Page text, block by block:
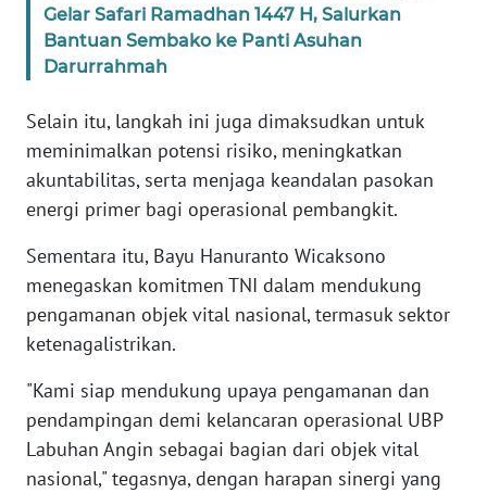
Gelar Safari Ramadhan 1447 H, Salurkan
Bantuan Sembako ke Panti Asuhan
Darurrahmah
Selain itu, langkah ini juga dimaksudkan untuk
meminimalkan potensi risiko, meningkatkan
akuntabilitas, serta menjaga keandalan pasokan
energi primer bagi operasional pembangkit.
Sementara itu, Bayu Hanuranto Wicaksono
menegaskan komitmen TNI dalam mendukung
pengamanan objek vital nasional, termasuk sektor
ketenagalistrikan.
"Kami siap mendukung upaya pengamanan dan
pendampingan demi kelancaran operasional UBP
Labuhan Angin sebagai bagian dari objek vital
nasional," tegasnya, dengan harapan sinergi yang
WN
SUMSEL
WN
BENGKULU
WN
WN
JATENG
NUSANTARA
WN
JOGJA